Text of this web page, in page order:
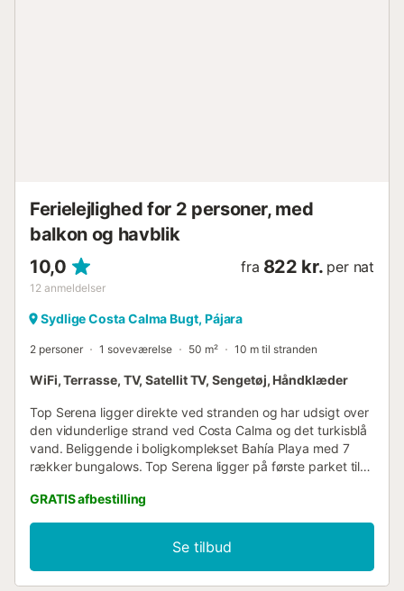
Ferielejlighed for 2 personer, med
balkon og havblik
10,0
12 anmeldelser
fra 822 kr. per nat
Sydlige Costa Calma Bugt, Pájara
2 personer 1 soveværelse 50 m² 10 m til stranden
WiFi, Terrasse, TV, Satellit TV, Sengetøj, Håndklæder
Top Serena ligger direkte ved stranden og har udsigt over
den vidunderlige strand ved Costa Calma og det turkisblå
vand. Beliggende i boligkomplekset Bahía Playa med 7
rækker bungalows. Top Serena ligger på første parket til
parasol. Dens højhastigheds WIFI med fiberoptik vil holde
dig forbundet. Top Serena har et soveværelse,
badeværelse med bruser og en rummelig stue/køkken, der
åbner ud til et stort glasvindue, hvorfra man kan se
stranden og havets turkisblå farve. Gå ikke glip af
GRATIS afbestilling
Se tilbud